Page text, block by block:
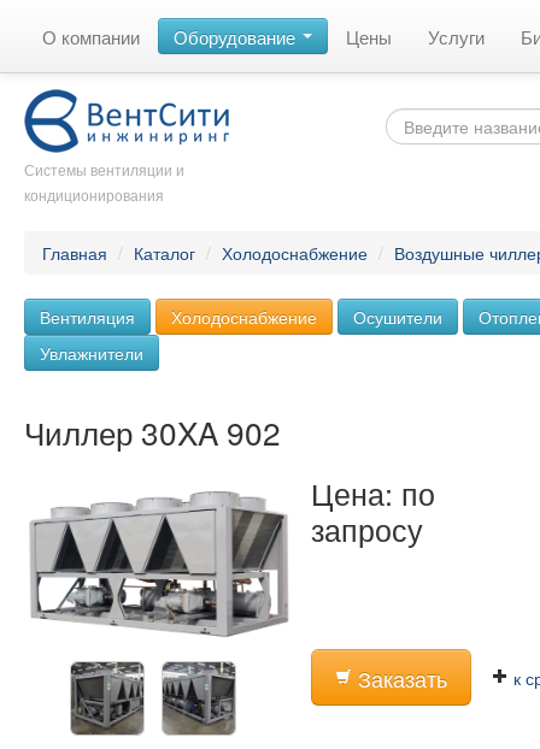
О компании Оборудование Цены Услуги
Системы вентиляции и
кондиционирования
Главная / Каталог / Холодоснабжение / Воздушные
Вентиляция Холодоснабжение Осушители
Увлажнители
Чиллер 30XA 902
Цена: по
запросу
Заказать к